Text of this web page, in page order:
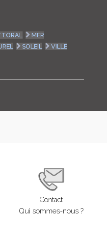
MER
SOLEIL
VILLE
Contact
Qui sommes-nous ?